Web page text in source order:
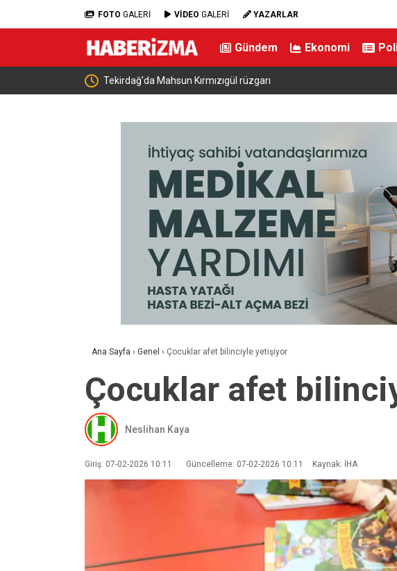
FOTO GALERİ VİDEO GALERİ YAZARLAR
Gündem Ekonomi
İş Birliği Tekirdağ’da Mahsun Kırmızıgül rüzgarı
Ana Sayfa › Genel › Çocuklar afet bilinciyle yetişiyor
Çocuklar afet
Neslihan Kaya
Giriş: 07-02-2026 10:11 Güncelleme: 07-02-2026 10:11 Kaynak: İHA